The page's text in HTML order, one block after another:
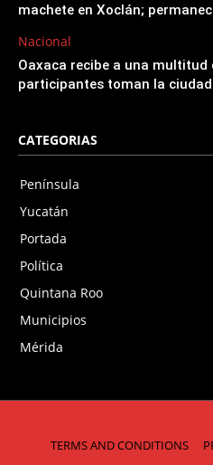
machete en Xoclán;
Nacional
Oaxaca recibe a una
participantes toman la ciudad
CATEGORIAS
Península
Yucatán
Portada
Política
Quintana Roo
Municipios
Mérida
TERMS AND CONDITIONS